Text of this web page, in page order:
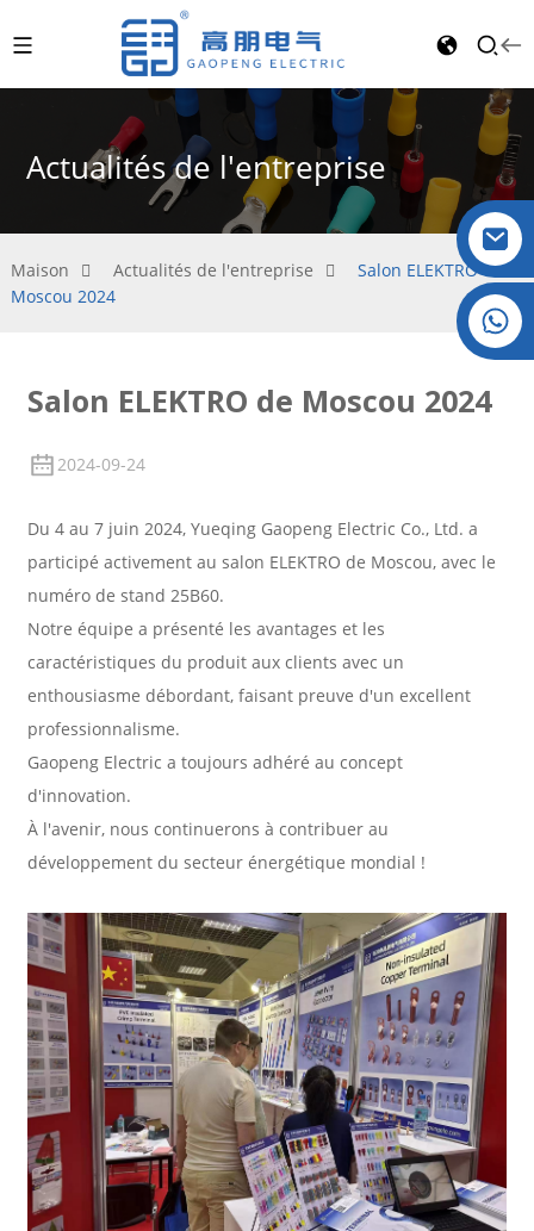
Actualités de l'entreprise
Maison Actualités de l'entreprise
Salon ELEKTRO de
Moscou 2024
Salon ELEKTRO de Moscou 2024
2024-09-24
Du 4 au 7 juin 2024, Yueqing Gaopeng Electric Co., Ltd. a
participé activement au salon ELEKTRO de Moscou, avec le
numéro de stand 25B60.
Notre équipe a présenté les avantages et les
caractéristiques du produit aux clients avec un
enthousiasme débordant, faisant preuve d'un excellent
professionnalisme.
Gaopeng Electric a toujours adhéré au concept
d'innovation.
À l'avenir, nous continuerons à contribuer au
développement du secteur énergétique mondial !